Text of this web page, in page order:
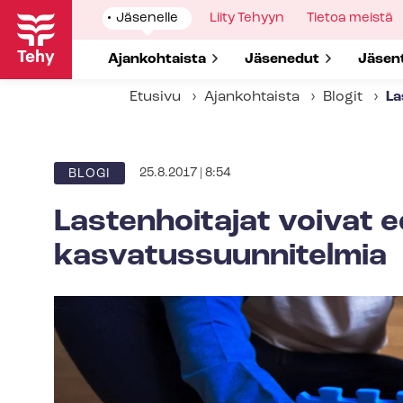
Hyppää
pääsisältöön
Show
submenu
Jäsenelle
Show submenu for
Ajankohtaista Show submenu for
Jäsenedut Show
Show
Liity Tehyyn
Show
Tietoa meistä
Etusivu Ajankohtaista Blogit
BLOGI 25.8.2017 | 8:54
Lastenhoitajat voivat
kas­va­tus­suun­ni­tel­mia